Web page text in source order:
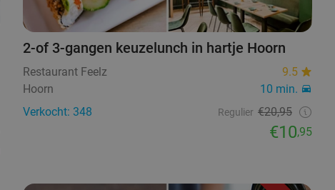
2-of 3-gangen keuzelunch in hartje Hoorn
Restaurant Feelz
9.5
Hoorn
10 min.
Verkocht: 348
Regulier €20,95
€10,95